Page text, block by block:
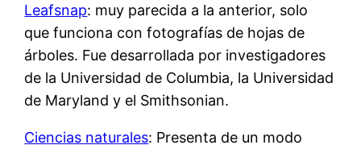
Leafsnap: muy parecida a la anterior, solo
que funciona con fotografías de hojas de
árboles. Fue desarrollada por investigadores
de la Universidad de Columbia, la Universidad
de Maryland y el Smithsonian.
Ciencias naturales: Presenta de un modo